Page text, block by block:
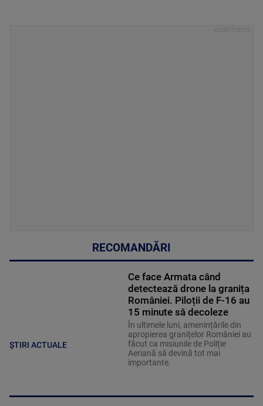
RECOMANDĂRI
ȘTIRI ACTUALE
Ce face Armata când
detectează drone la granița
României. Piloții de F-16 au
15 minute să decoleze
În ultimele luni, amenințările din
apropierea granițelor României au
făcut ca misiunile de Poliție
Aeriană să devină tot mai
importante.